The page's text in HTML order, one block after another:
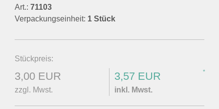
Art.: 71103
Verpackungseinheit: 1 Stück
Stückpreis:
3,00 EUR
zzgl. Mwst.
3,57 EUR *
inkl. Mwst.